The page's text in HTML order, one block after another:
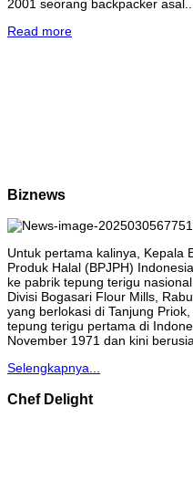
2001 seorang backpacker asal...
Read more
Biznews
Untuk pertama kalinya, Kepala
Produk Halal (BPJPH)
ke pabrik tepung terigu
Divisi Bogasari Flour Mills,
yang berlokasi di Tanjung
tepung terigu pertama di
November 1971 dan kini
Selengkapnya...
Chef Delight